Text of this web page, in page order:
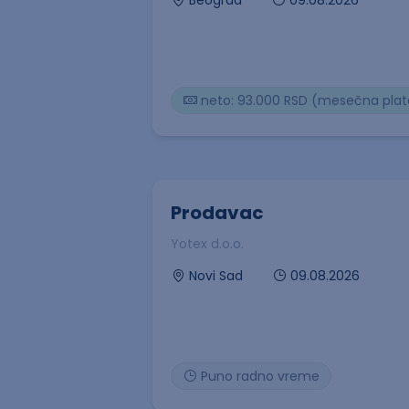
neto: 93.000 RSD (mesečna
Prodavac
Yotex d.o.o.
Novi Sad
09.08.2026
Puno radno vreme